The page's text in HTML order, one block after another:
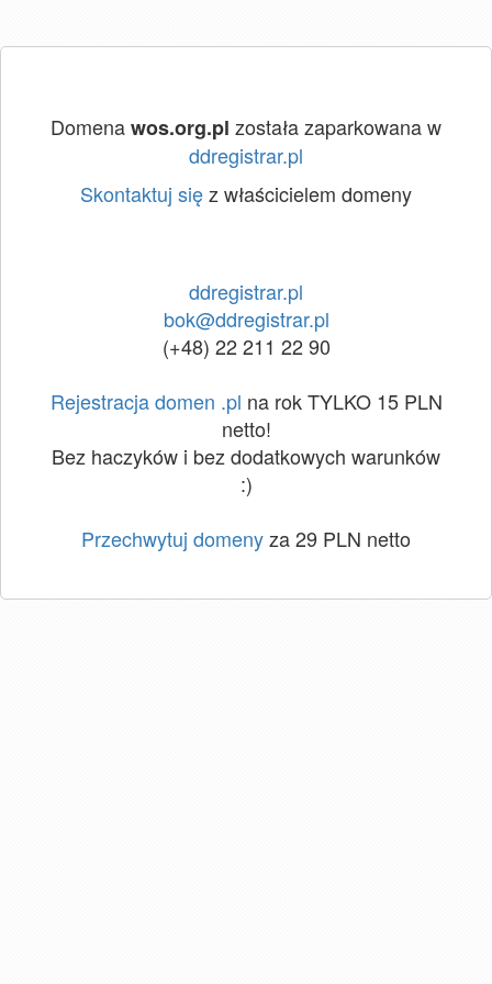
Domenawos.org.pl została zaparkowana w
ddregistrar.pl
Skontaktuj sięz właścicielem domeny
ddregistrar.pl
bok@ddregistrar.pl
(+48) 22 211 22 90
Rejestracja domen .pl na rok TYLKO 15 PLN
netto!
Bez haczyków i bez dodatkowych warunków
:)
Przechwytuj domenyza 29 PLN netto